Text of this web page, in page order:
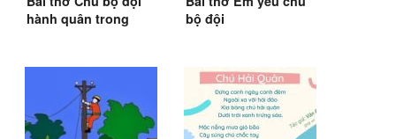
hành quân trong
bộ đội